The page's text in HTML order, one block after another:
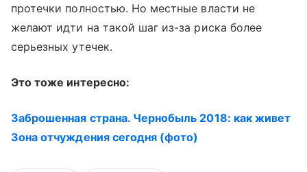
протечки полностью. Но местные власти не
желают идти на такой шаг из-за риска более
серьезных утечек.
Это тоже интересно:
Заброшенная страна. Чернобыль 2018: как живет
Зона отчуждения сегодня (фото)